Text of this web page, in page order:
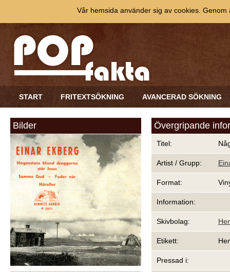
START FRITEXTSÖKNING AVANCERAD SÖKNING
Bilder Övergripande
Titel:
Artist / Grupp:
Format:
Information:
Skivbolag:
Etikett:
Pressad i:
Vår hemsida använder sig av cookies.